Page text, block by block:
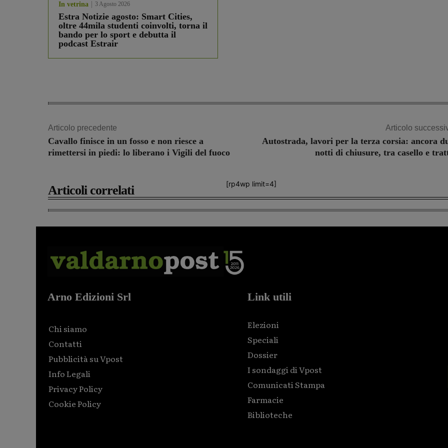
In vetrina 3 Agosto 2026
Estra Notizie agosto: Smart Cities,
oltre 44mila studenti coinvolti, torna il
bando per lo sport e debutta il
podcast Estrair
Articolo precedente
Cavallo finisce in un fosso e non riesce a
rimettersi in piedi: lo liberano i Vigili del fuoco
Articolo
Autostrada, lavori per la terza corsia: ancora
notti di chiusure, tra casello e
[rp4wp limit=4]
Articoli correlati
Arno Edizioni Srl
Chi siamo
Contatti
Pubblicità su Vpost
Info Legali
Privacy Policy
Cookie Policy
Link utili
Elezioni
Speciali
Dossier
I sondaggi di Vpost
Comunicati Stampa
Farmacie
Biblioteche